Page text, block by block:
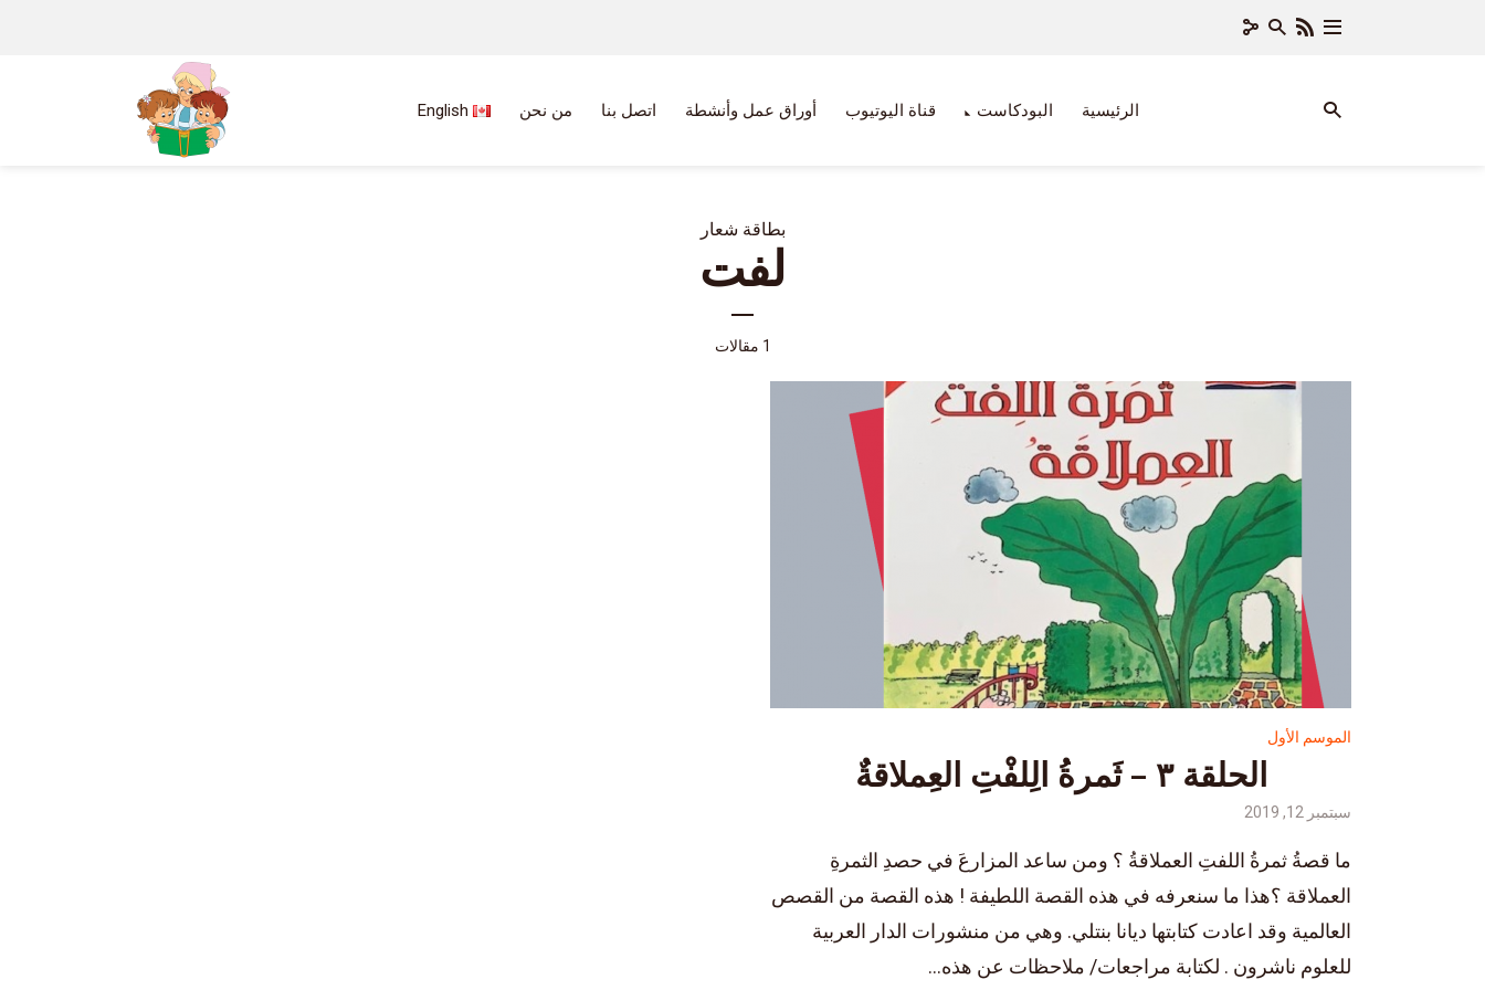
الرئيسية البودكاست قناة اليوتيوب أوراق عمل وأنشطة اتصل بنا من نحن English
بطاقة شعار
لفت
1 مقالات
الموسم الأول
الحلقة ٣ – ثَمرةُ الِلفْتِ العِملاقةٌ
سبتمبر 12, 2019
ما قصةُ ثمرةُ اللفتِ العملاقةُ ؟ ومن ساعد المزارعَ في حصدِ الثمرةِ
العملاقة ؟هذا ما سنعرفه في هذه القصة اللطيفة ! هذه القصة من القصص
العالمية وقد اعادت كتابتها ديانا بنتلي. وهي من منشورات الدار العربية
للعلوم ناشرون . لكتابة مراجعات/ ملاحظات عن هذه...